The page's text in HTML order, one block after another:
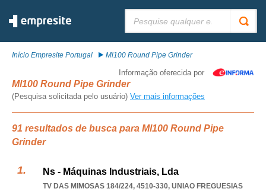
Início Empresite Portugal Ml100 Round Pipe Grinder
Informação oferecida por
Ml100 Round Pipe Grinder
(Pesquisa solicitada pelo usuário) Ver mais informações
91 resultados de busca para Ml100 Round Pipe
Grinder
Ns - Máquinas Industriais, Lda
TV DAS MIMOSAS 184/224, 4510-330, UNIAO FREGUESIAS